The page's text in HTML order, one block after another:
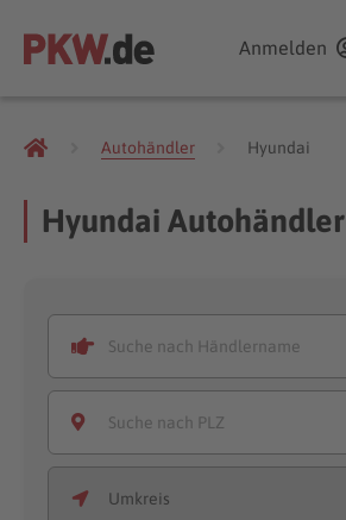
Anmelden
Autohändler Hyundai
Hyundai Autohändler